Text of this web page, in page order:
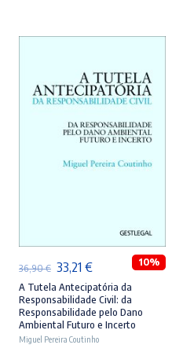
36,90€ O
preço
original
era:
33,21 €O
preço
atual
é:
10%
A Tutela Antecipatória da
Responsabilidade Civil: da
Responsabilidade pelo Dano
Ambiental Futuro e Incerto
Miguel Pereira Coutinho